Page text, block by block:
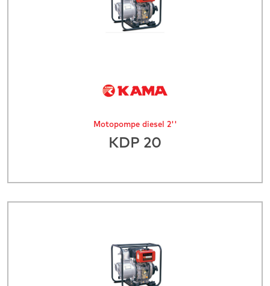
Motopompe diesel 2''
KDP 20